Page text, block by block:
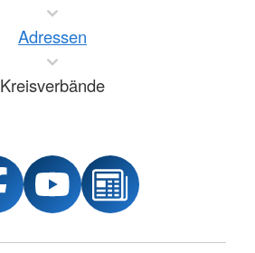
Adressen
Kreisverbände